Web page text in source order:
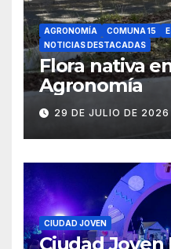
AGRONOMÍA COMUNA 15
NOTICIAS DESTACADAS
Flora nativa
Agronomía
29 DE JULIO DE 2026
CIUDAD JOVEN
Ciudad Joven